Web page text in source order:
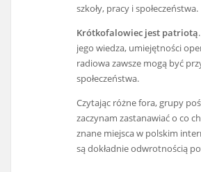
szkoły, pracy i społeczeństwa.
Krótkofalowiec jest patriotą
jego wiedza, umiejętności
radiowa zawsze mogą być
społeczeństwa.
Czytając różne fora, grupy
zaczynam zastanawiać o co
znane miejsca w polskim
są dokładnie odwrotnością